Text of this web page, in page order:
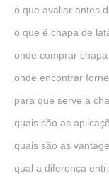
o que avaliar antes
o que é chapa de
onde comprar
onde encontrar
para que serve a
quais são as
quais são as
qual a diferença